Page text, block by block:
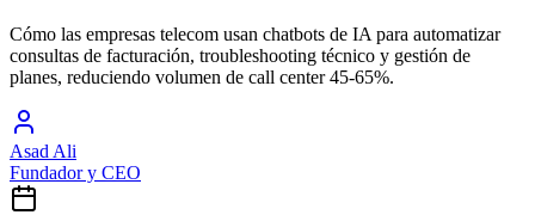
Cómo las empresas telecom usan chatbots de IA para automatizar
consultas de facturación, troubleshooting técnico y gestión de
planes, reduciendo volumen de call center 45-65%.
Asad Ali
Fundador y CEO